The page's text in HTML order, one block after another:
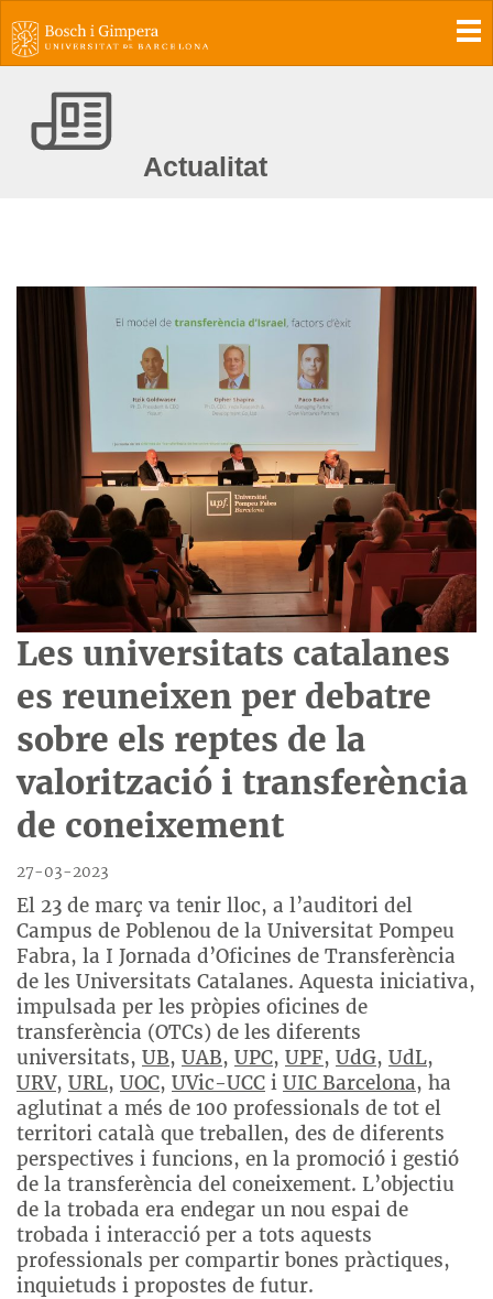
Actualitat
Les universitats catalanes
es reuneixen per debatre
sobre els reptes de la
valorització i transferència
de coneixement
27-03-2023
El 23 de març va tenir lloc, a l’auditori del
Campus de Poblenou de la Universitat Pompeu
Fabra, la I Jornada d’Oficines de Transferència
de les Universitats Catalanes. Aquesta iniciativa,
impulsada per les pròpies oficines de
transferència (OTCs) de les diferents
universitats, UB, UAB, UPC, UPF, UdG, UdL,
URV, URL, UOC, UVic-UCC i UIC Barcelona, ha
aglutinat a més de 100 professionals de tot el
territori català que treballen, des de diferents
perspectives i funcions, en la promoció i gestió
de la transferència del coneixement. L’objectiu
de la trobada era endegar un nou espai de
trobada i interacció per a tots aquests
professionals per compartir bones pràctiques,
inquietuds i propostes de futur.